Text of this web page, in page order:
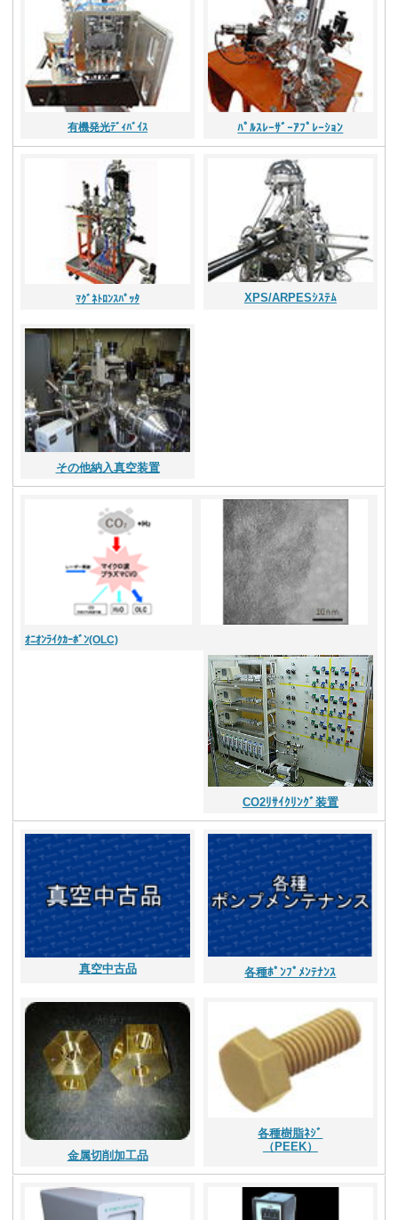
有機発光ﾃﾞｨﾊﾞｲｽ ﾊﾟﾙｽﾚｰｻﾞｰｱﾌﾟﾚｰｼｮﾝ
ﾏｸﾞﾈﾄﾛﾝｽﾊﾟｯﾀ XPS/ARPESｼｽﾃﾑ
その他納入真空装置
ｵﾆｵﾝﾗｲｸｶｰﾎﾞﾝ(OLC)
CO2ﾘｻｲｸﾘﾝｸﾞ装置
真空中古品 各種ﾎﾟﾝﾌﾟﾒﾝﾃﾅﾝｽ
金属切削加工品
各種樹脂ﾈｼﾞ
（PEEK）